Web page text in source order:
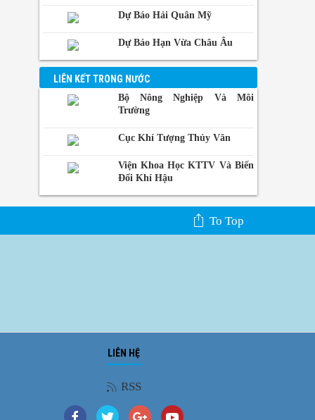
Phnom-
Penh,
Campuchia
Dự Báo Hải Quân Mỹ
Dự Báo Hạn Vừa Châu Âu
LIÊN KẾT TRONG NƯỚC
Bộ Nông Nghiệp Và Môi
Trường
Cục Khí Tượng Thủy Văn
Viện Khoa Học KTTV Và Biến
Đổi Khí Hậu
To Top
LIÊN HỆ
RSS